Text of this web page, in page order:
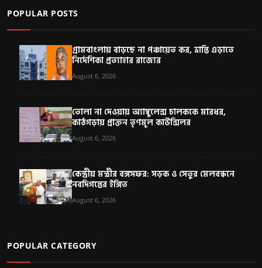
POPULAR POSTS
গ্রামবাংলায় বাড়ছে না পঞ্চায়েত কর, ভ্রান্তি এড়াতে
নির্দেশিকা প্রত্যাহার রাজ্যের
August 6, 2026
তোলা না দেওয়ায় অ্যাম্বুলেন্স চালককে মারধর,
কাঠগড়ায় প্রাক্তন তৃণমূল কাউন্সিলর
August 6, 2026
কেন্দ্রীয় মন্ত্রীর বঙ্গসফর: সড়ক ও সেতুর মেলবন্ধনে
নবদিগন্তের ইঙ্গিত
August 6, 2026
POPULAR CATEGORY